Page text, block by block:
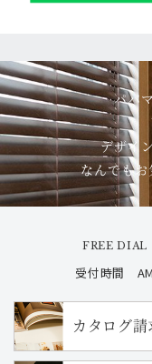
パパ
デザイ
なんでもお
FREE DIAL
受付時間
カタログ請